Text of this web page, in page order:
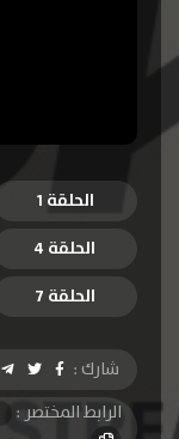
الحلقة 1
الحلقة 4
الحلقة 7
الحلقة 13
شارك :
الرابط المختصر :